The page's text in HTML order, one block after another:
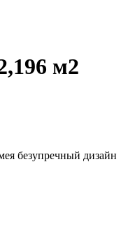
м2
безупречный дизайн